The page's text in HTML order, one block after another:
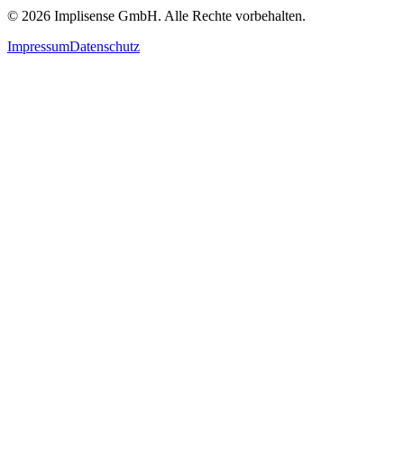
© 2026 Implisense GmbH. Alle Rechte vorbehalten.
ImpressumDatenschutz